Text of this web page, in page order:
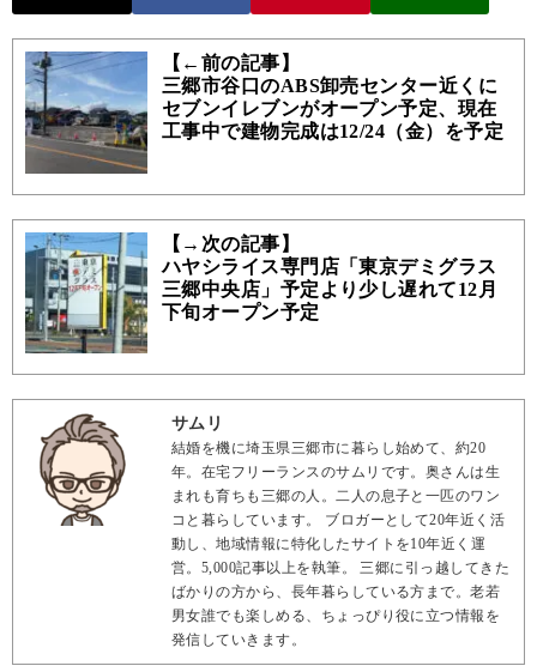
【←前の記事】
三郷市谷口のABS卸売センター近くに
セブンイレブンがオープン予定、現在
工事中で建物完成は12/24（金）を予定
【→次の記事】
ハヤシライス専門店「東京デミグラス
三郷中央店」予定より少し遅れて12月
下旬オープン予定
サムリ
結婚を機に埼玉県三郷市に暮らし始めて、約20
年。在宅フリーランスのサムリです。奥さんは生
まれも育ちも三郷の人。二人の息子と一匹のワン
コと暮らしています。 ブロガーとして20年近く活
動し、地域情報に特化したサイトを10年近く運
営。5,000記事以上を執筆。 三郷に引っ越してきた
ばかりの方から、長年暮らしている方まで。老若
男女誰でも楽しめる、ちょっぴり役に立つ情報を
発信していきます。